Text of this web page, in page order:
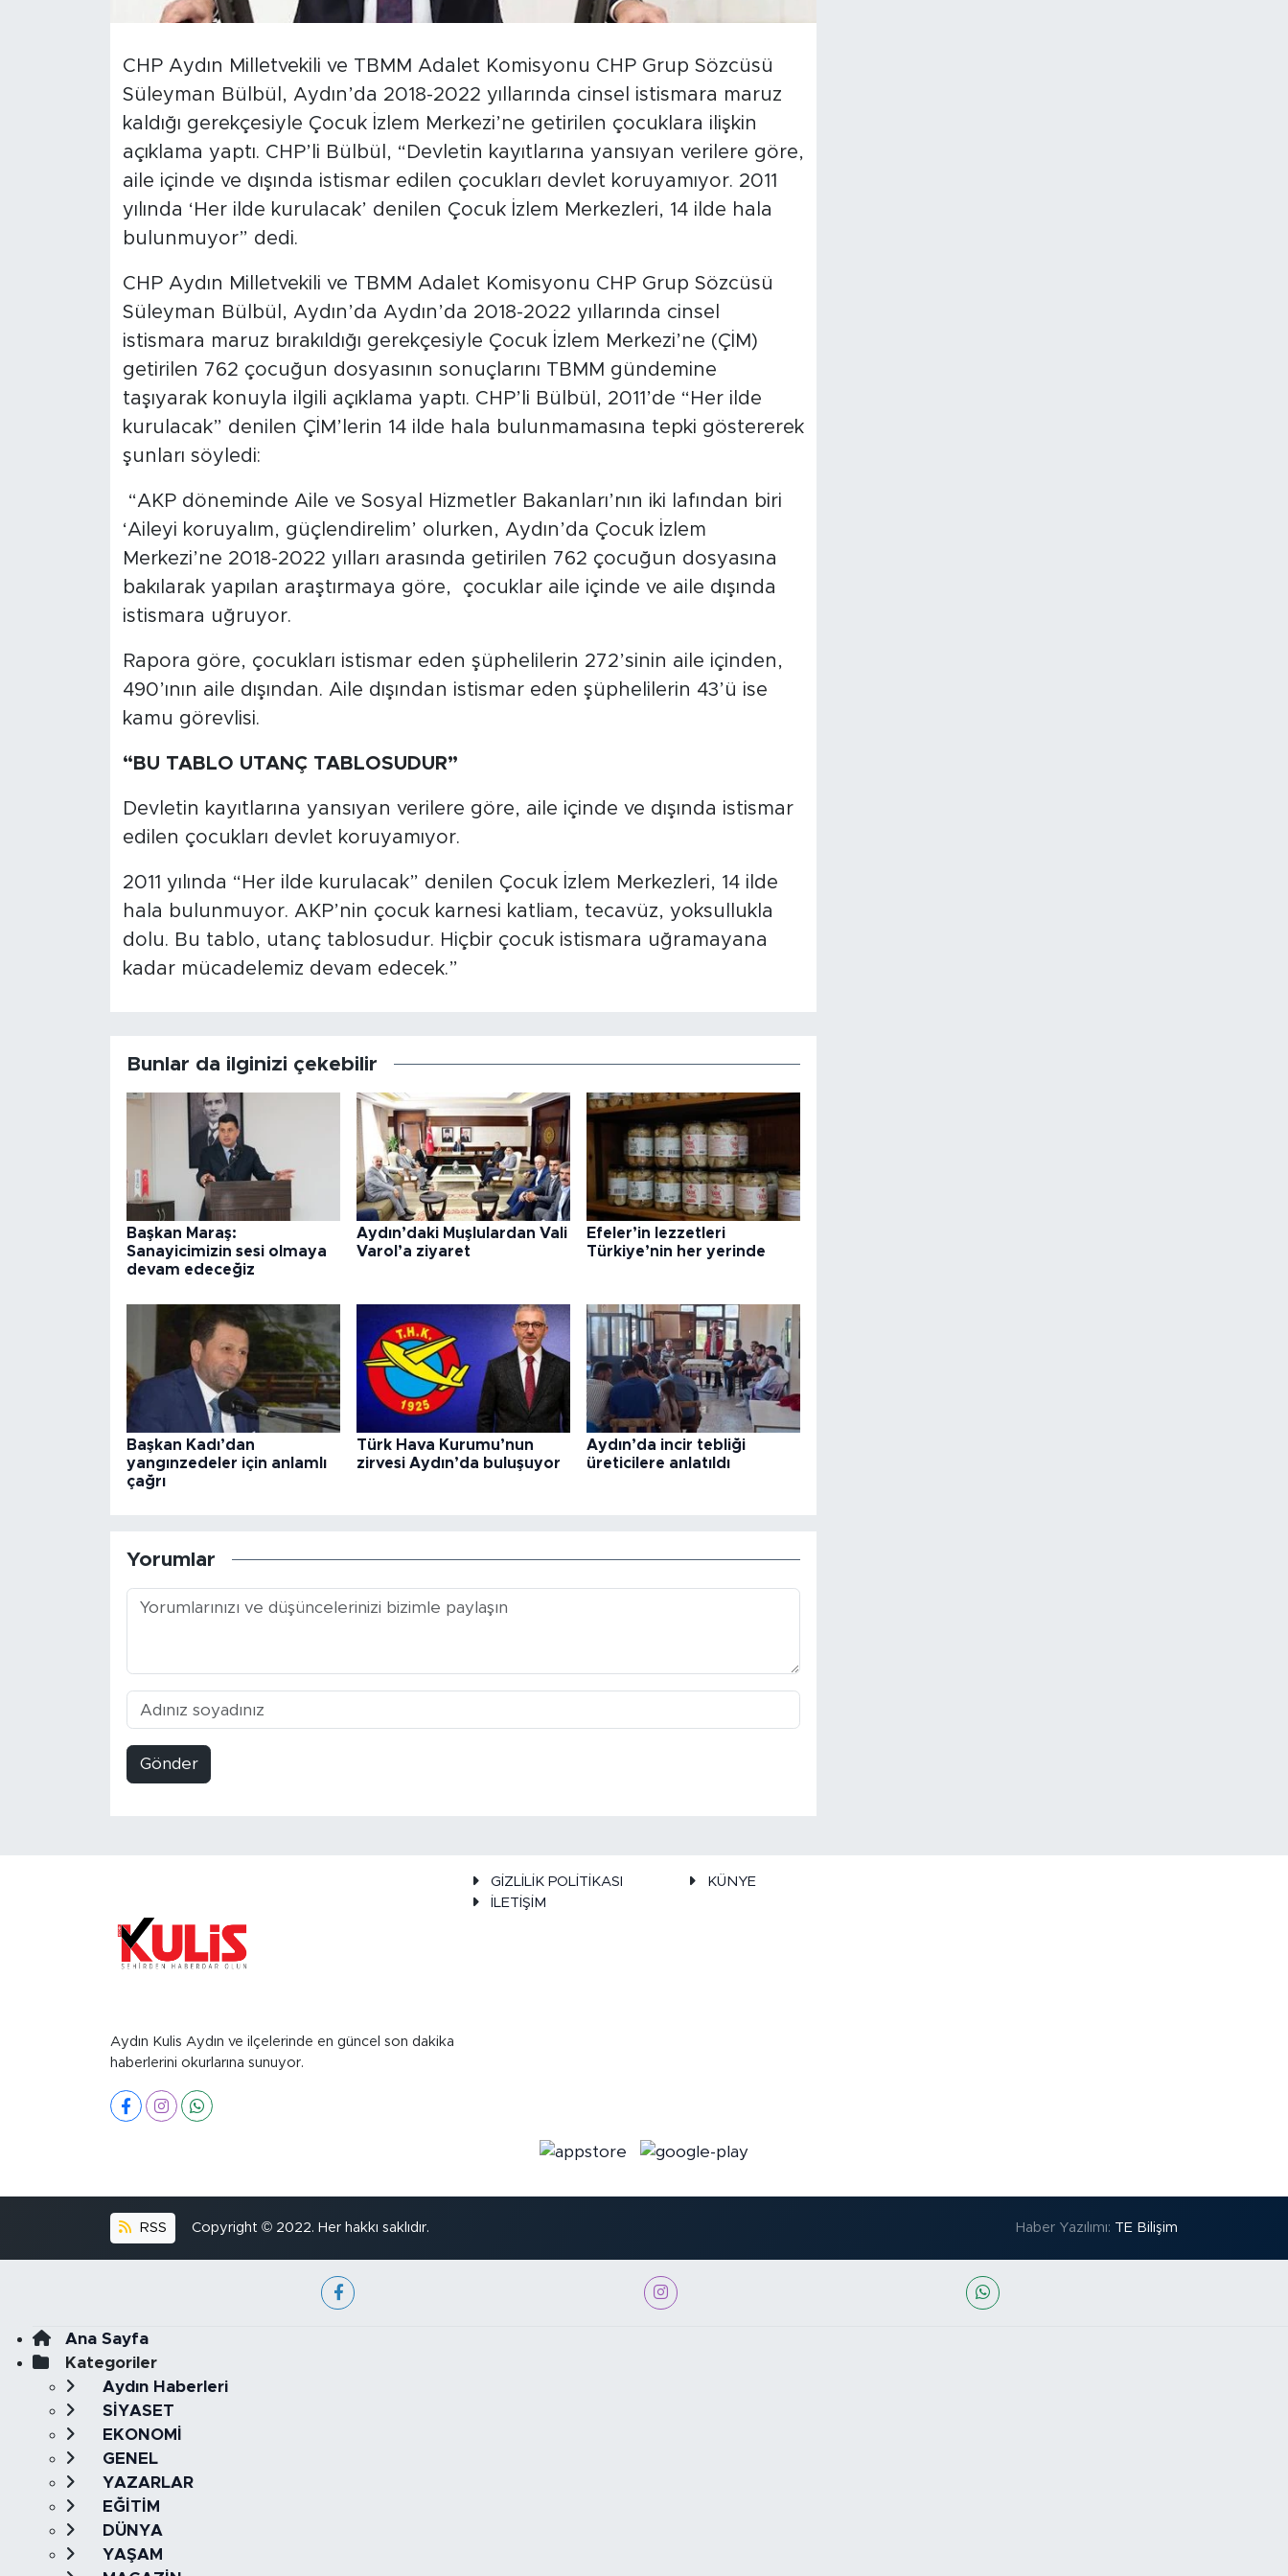
CHP Aydın Milletvekili ve TBMM Adalet Komisyonu CHP Grup Sözcüsü
Süleyman Bülbül, Aydın’da 2018-2022 yıllarında cinsel istismara maruz
kaldığı gerekçesiyle Çocuk İzlem Merkezi’ne getirilen çocuklara ilişkin
açıklama yaptı. CHP’li Bülbül, “Devletin kayıtlarına yansıyan verilere göre,
aile içinde ve dışında istismar edilen çocukları devlet koruyamıyor. 2011
yılında ‘Her ilde kurulacak’ denilen Çocuk İzlem Merkezleri, 14 ilde hala
bulunmuyor” dedi.
CHP Aydın Milletvekili ve TBMM Adalet Komisyonu CHP Grup Sözcüsü
Süleyman Bülbül, Aydın’da Aydın’da 2018-2022 yıllarında cinsel
istismara maruz bırakıldığı gerekçesiyle Çocuk İzlem Merkezi’ne (ÇİM)
getirilen 762 çocuğun dosyasının sonuçlarını TBMM gündemine
taşıyarak konuyla ilgili açıklama yaptı. CHP’li Bülbül, 2011’de “Her ilde
kurulacak” denilen ÇİM’lerin 14 ilde hala bulunmamasına tepki göstererek
şunları söyledi:
“AKP döneminde Aile ve Sosyal Hizmetler Bakanları’nın iki lafından biri
‘Aileyi koruyalım, güçlendirelim’ olurken, Aydın’da Çocuk İzlem
Merkezi’ne 2018-2022 yılları arasında getirilen 762 çocuğun dosyasına
bakılarak yapılan araştırmaya göre,
çocuklar aile içinde ve aile dışında
istismara uğruyor.
Rapora göre, çocukları istismar eden şüphelilerin 272’sinin aile içinden,
490’ının aile dışından. Aile dışından istismar eden şüphelilerin 43’ü ise
kamu görevlisi.
“BU TABLO UTANÇ TABLOSUDUR”
Devletin kayıtlarına yansıyan verilere göre, aile içinde ve dışında istismar
edilen çocukları devlet koruyamıyor.
2011 yılında “Her ilde kurulacak” denilen Çocuk İzlem Merkezleri, 14 ilde
hala bulunmuyor. AKP’nin çocuk karnesi katliam, tecavüz, yoksullukla
dolu. Bu tablo, utanç tablosudur. Hiçbir çocuk istismara uğramayana
kadar mücadelemiz devam edecek.”
Bunlar da ilginizi çekebilir
Başkan Maraş:
Sanayicimizin sesi olmaya
devam edeceğiz
Aydın’daki Muşlulardan Vali
Varol’a ziyaret
Efeler’in lezzetleri
Türkiye’nin her yerinde
Başkan Kadı’dan
yangınzedeler için anlamlı
çağrı
Türk Hava Kurumu’nun
zirvesi Aydın’da buluşuyor
Aydın’da incir tebliği
üreticilere anlatıldı
Yorumlar
Gönder
Aydın Kulis Aydın ve ilçelerinde en güncel son dakika
haberlerini okurlarına sunuyor.
GİZLİLİK POLİTİKASI
KÜNYE
İLETİŞİM
RSS Copyright © 2022. Her hakkı saklıdır. Haber Yazılımı: TE Bilişim
Ana Sayfa
Kategoriler
Aydın Haberleri
SİYASET
EKONOMİ
GENEL
YAZARLAR
EĞİTİM
DÜNYA
YAŞAM